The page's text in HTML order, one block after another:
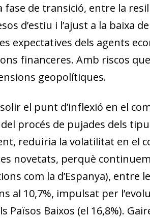
fase de transició, entre la
d’estiu i l’ajust a la baixa
expectatives dels agents
financeres. Amb riscos
geopolítiques.
el punt d’inflexió en el
procés de pujades dels
reduiria la volatilitat en el
novetats, perquè
com la d’Espanya), entre
al 10,7%, impulsat per
Països Baixos (el 16,8%).